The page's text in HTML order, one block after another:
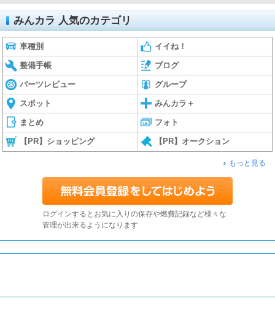
みんカラ 人気のカテゴリ
車種別 イイね！
整備手帳 ブログ
パーツレビュー グループ
スポット みんカラ＋
まとめ フォト
【PR】ショッピング 【PR】オークション
もっと見る
ログインするとお気に入りの保存や燃費記録など様々な
管理が出来るようになります